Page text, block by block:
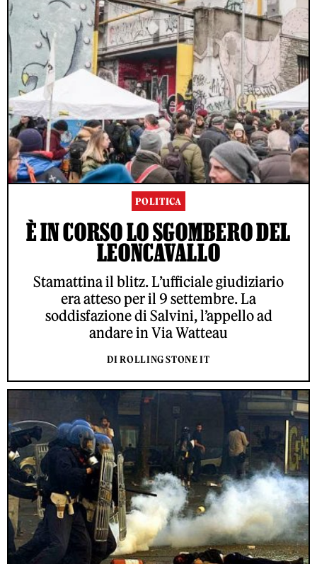
POLITICA
È IN CORSO LO SGOMBERO DEL
LEONCAVALLO
Stamattina il blitz. L’ufficiale giudiziario
era atteso per il 9 settembre. La
soddisfazione di Salvini, l’appello ad
andare in Via Watteau
DI ROLLING STONE IT